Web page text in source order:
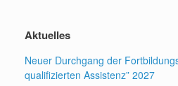
Aktuelles
Neuer Durchgang der
qualifizierten Assistenz” 2027